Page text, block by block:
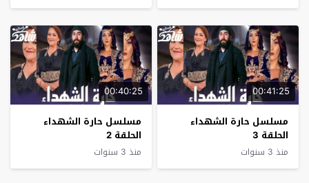
00:41:25
مسلسل حارة الشهداء
الحلقة 3
منذ 3 سنوات
00:40:25
مسلسل حارة الشهداء
الحلقة 2
منذ 3 سنوات